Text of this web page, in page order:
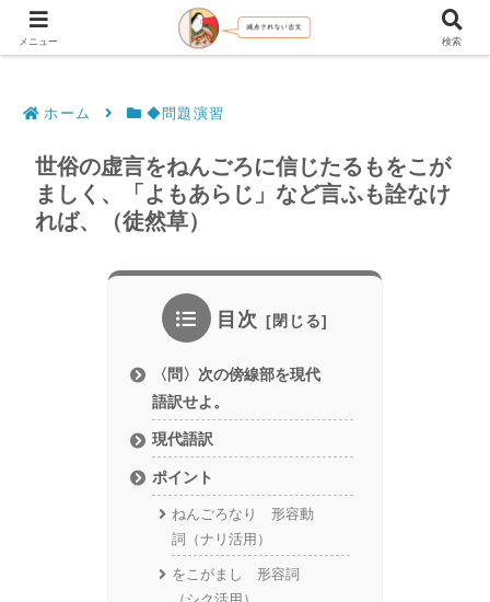
文法解説・逐語訳（現代語訳・口語訳）
ホーム ◆問題演習
世俗の虚言をねんごろに信じたるもをこが
ましく、「よもあらじ」など言ふも詮なけ
れば、（徒然草）
目次
〈問〉次の傍線部を現代
語訳せよ。
現代語訳
ポイント
ねんごろなり 形容動
詞（ナリ活用）
をこがまし 形容詞
メニュー 検索